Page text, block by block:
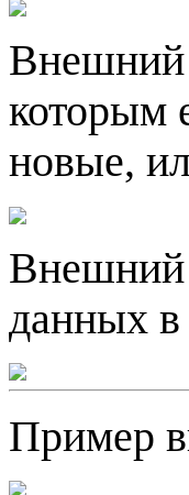
Внешний
которым
новые,
Внешний
данных
Пример